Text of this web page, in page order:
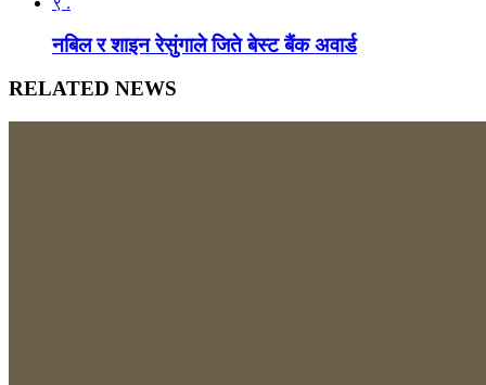
नबिल र शाइन रेसुंगाले जिते बेस्ट बैंक अवार्ड
RELATED NEWS